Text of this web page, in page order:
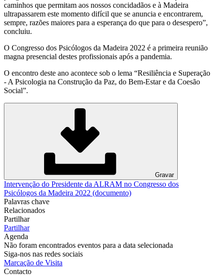
caminhos que permitam aos nossos concidadãos e à Madeira
ultrapassarem este momento difícil que se anuncia e encontrarem,
sempre, razões maiores para a esperança do que para o desespero”,
concluiu.
O Congresso dos Psicólogos da Madeira 2022 é a primeira reunião
magna presencial destes profissionais após a pandemia.
O encontro deste ano acontece sob o lema “Resiliência e Superação
- A Psicologia na Construção da Paz, do Bem-Estar e da Coesão
Social”.
Gravar
Intervenção do Presidente da ALRAM no Congresso dos
Psicólogos da Madeira 2022 (documento)
Palavras chave
Relacionados
Partilhar
Partilhar
Agenda
Não foram encontrados eventos para a data selecionada
Siga-nos nas redes sociais
Marcação de Visita
Contacto